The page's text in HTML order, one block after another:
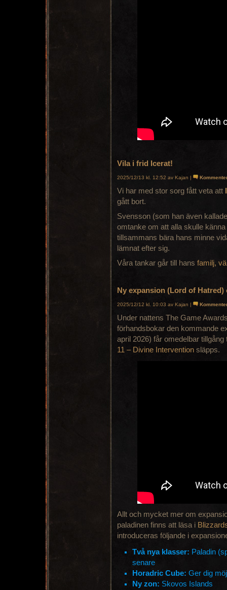
Vila i frid Icerat!
2025/12/13 kl. 12:52 av Kajan |
Vi har med stor sorg fått veta att
gått bort.
Svensson (som han även
omtanke om att alla skulle
tillsammans bära hans minne
lämnat efter sig.
Våra tankar går till hans familj,
Ny expansion (Lord of
2025/12/12 kl. 10:03 av Kajan |
Under nattens The Game
förhandsbokar den kommande
april 2026) får omedelbar
11 – Divine Intervention släpps.
Allt och mycket mer om
paladinen finns att läsa i
introduceras följande i
Två nya klasser: Paladin
senare
Horadric Cube: Ger dig
Ny zon: Skovos Islands